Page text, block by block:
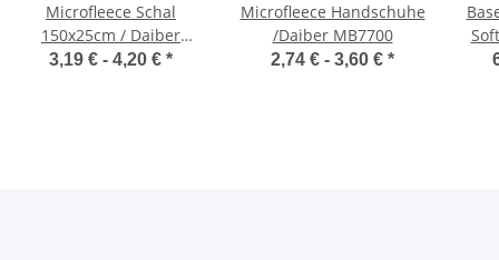
Microfleece Schal
150x25cm / Daiber
MB7740
3,19 € - 4,20 € *
Microfleece Handschuhe
/Daiber MB7700
2,74 € - 3,60 € *